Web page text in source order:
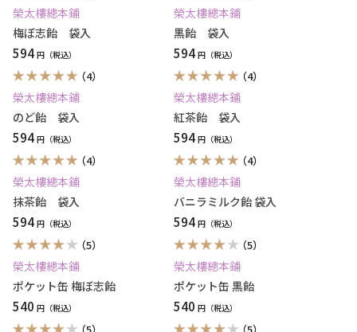
榮太樓總本鋪
梅ぼ志飴 袋入
594円
榮太樓總本鋪
黒飴 袋入
594円
（4）
榮太樓總本鋪
のど飴 袋入
594円
（4）
榮太樓總本鋪
紅茶飴 袋入
594円
（4）
榮太樓總本鋪
抹茶飴 袋入
594円
（4）
榮太樓總本鋪
バニラミルク飴 袋入
594円
（5）
榮太樓總本鋪
ポケット缶 梅ぼ志飴
540 円
（5）
榮太樓總本鋪
ポケット缶 黒飴
540 円